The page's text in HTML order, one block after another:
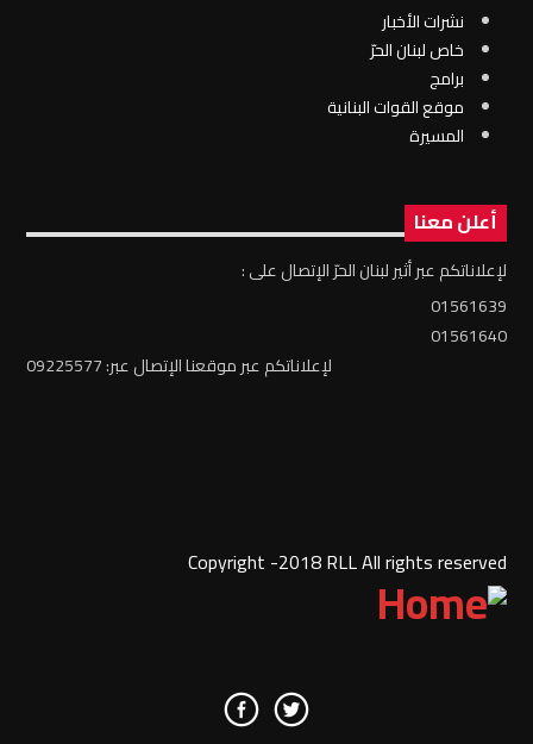
نشرات الأخبار
خاص لبنان الحرّ
برامج
موقع القوات البنانية
المسيرة
أعلن معنا
لإعلاناتكم عبر أثير لبنان الحرّ الإتصال على :
01561639
01561640
لإعلاناتكم عبر موقعنا الإتصال عبر: 09225577
Copyright -2018 RLL All rights reserved